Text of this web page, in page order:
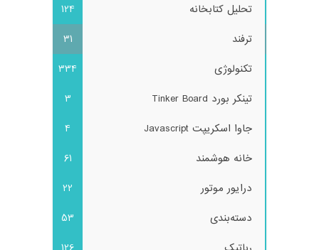
تحلیل کتابخانه
124
ترفند
31
تکنولوژی
334
تینکر بورد Tinker Board
3
جاوا اسکریپت Javascript
4
خانه هوشمند
61
درایور موتور
22
دسته‌بندی
53